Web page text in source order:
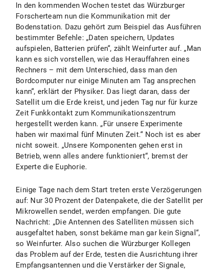
In den kommenden Wochen testet das Würzburger
Forscherteam nun die Kommunikation mit der
Bodenstation. Dazu gehört zum Beispiel das Ausführen
bestimmter Befehle: „Daten speichern, Updates
aufspielen, Batterien prüfen“, zählt Weinfurter auf. „Man
kann es sich vorstellen, wie das Herauffahren eines
Rechners – mit dem Unterschied, dass man den
Bordcomputer nur einige Minuten am Tag ansprechen
kann“, erklärt der Physiker. Das liegt daran, dass der
Satellit um die Erde kreist, und jeden Tag nur für kurze
Zeit Funkkontakt zum Kommunikationszentrum
hergestellt werden kann. „Für unsere Experimente
haben wir maximal fünf Minuten Zeit.“ Noch ist es aber
nicht soweit. „Unsere Komponenten gehen erst in
Betrieb, wenn alles andere funktioniert“, bremst der
Experte die Euphorie.
Einige Tage nach dem Start treten erste Verzögerungen
auf: Nur 30 Prozent der Datenpakete, die der Satellit per
Mikrowellen sendet, werden empfangen. Die gute
Nachricht: „Die Antennen des Satelliten müssen sich
ausgefaltet haben, sonst bekäme man gar kein Signal“,
so Weinfurter. Also suchen die Würzburger Kollegen
das Problem auf der Erde, testen die Ausrichtung ihrer
Empfangsantennen und die Verstärker der Signale,